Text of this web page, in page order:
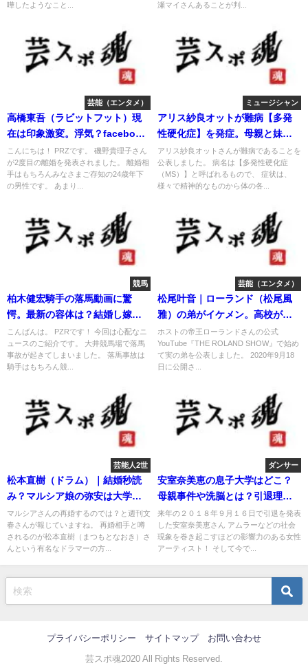
嘩したようなこと...
瀬マイさんあることが判...
芸能（エンタメ）
高橋東吾（ラビットフット）現
在は印象激変。浮気？facebook
画像。
こんにちは！ PRZです。 磯野貴理子さん
が2度目の離婚を発表されました。 離婚相
手はもちろんみなさまご存知の24歳年下
の男性です。 あまり...
ミュージシャン
アリス紗良オットが難病【多発
性硬化症】を発症。母親と妹も
美女！
アリス紗良オットさんが難病であることを
公表しました。 病名は【多発性硬化症
（MS）】と呼ばれるもので、 症状は、
様々で精神的なものから体の各...
競馬
柏木健宏騎手の落馬動画に驚
愕。最新の容体は？結婚し嫁は
いる？
こんばんは。 PZRです！ 今回は心配なニ
ュースのご紹介です。 大井競馬場で落馬
事故が起きてしまいました。 落馬事故は
騎手はもちろん競...
芸能（エンタメ）
松尾叶音｜ローランド（松尾風
雅）の弟がイケメン。高校が判
明
ホストの帝王ローランドさんの公式
YouTube『THE ROLAND SHOW』で始め
て実の弟を公表しました。 2020年9月18
日に公開さ...
芸能人2世
松本直樹（ドラム）｜結婚秒読
み？マルシア娘の弥安は大学卒
業。
マルシアさんの再婚するのでは？と週刊文
春さんが報じていますね。 再婚相手と噂
されるのが松本直樹（まつもとなおき）さ
んという有名なドラマーの方...
ダンサー
安室奈美恵の息子大学はどこ？
母親事件や洗脳とは？引退理由
は？
来年の２０１８年９月１６日で引退を発表
した安室奈美恵さん アムラーなどの社会
現象を巻き起こすほどの影響力のある女性
アーティスト！ そして今で...
プライバシーポリシー サイトマップ お問い合わせ
芸スポ魂2020 All Rights Reserved.